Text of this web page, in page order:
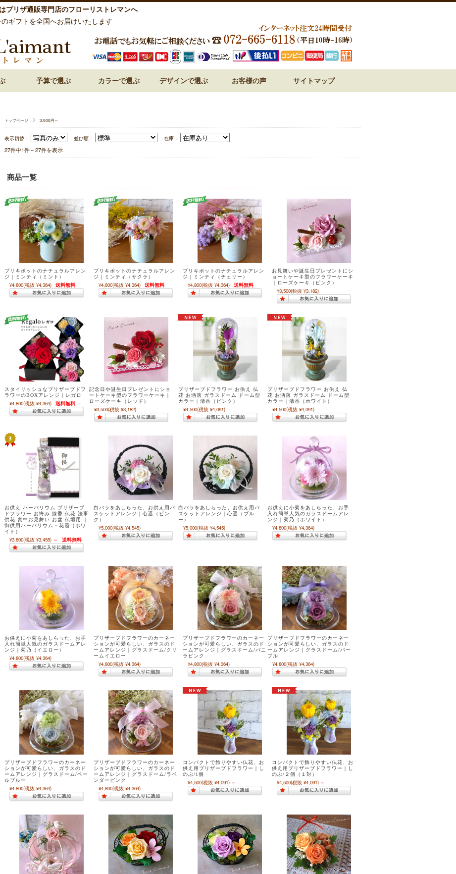
プリザ通販専門店のフローリストレマンへ
ギフトを全国へお届けいたします
予算で選ぶ カラーで選ぶ デザインで選ぶ お客様の声 サイトマップ
トップページ 3,000円～
表示切替： 並び順： 在庫：
27件中1件～27件を表示
商品一覧
ブリキポットのナチュラルアレン
ジ｜ミンティ（ミント）
¥4,800(税抜 ¥4,364) 送料無料
ブリキポットのナチュラルアレン
ジ｜ミンティ（サクラ）
¥4,800(税抜 ¥4,364) 送料無料
ブリキポットのナチュラルアレン
ジ｜ミンティ（チェリー）
¥4,800(税抜 ¥4,364) 送料無料
お見舞いや誕生日プレゼントにシ
ョートケーキ型のフラワーケーキ
｜ローズケーキ（ピンク）
¥3,500(税抜 ¥3,182)
スタイリッシュなプリザーブドフ
ラワーのBOXアレンジ｜レガロ
¥4,800(税抜 ¥4,364) 送料無料
記念日や誕生日プレゼントにショ
ートケーキ型のフラワーケーキ｜
ローズケーキ（レッド）
¥3,500(税抜 ¥3,182)
プリザーブドフラワー お供え 仏
花 お洒落 ガラスドーム ドーム型
カラー | 清香（ピンク）
¥4,500(税抜 ¥4,091)
プリザーブドフラワー お供え 仏
花 お洒落 ガラスドーム ドーム型
カラー | 清香（ホワイト）
¥4,500(税抜 ¥4,091)
お供え ハーバリウム プリザーブ
ドフラワー お悔み 線香 仏花 法事
供花 喪中お見舞い お盆 仏壇用 ｜
御供用ハーバリウム・花霞（ホワ
イト）
¥3,800(税抜 ¥3,455) ～ 送料無料
白バラをあしらった、お供え用バ
スケットアレンジ｜心遥（ピン
ク）
¥5,000(税抜 ¥4,545)
白バラをあしらった、お供え用バ
スケットアレンジ｜心遥（ブル
ー）
¥5,000(税抜 ¥4,545)
お供えに小菊をあしらった、お手
入れ簡単人気のガラスドームアレ
ンジ｜菊乃（ホワイト）
¥4,800(税抜 ¥4,364)
お供えに小菊をあしらった、お手
入れ簡単人気のガラスドームアレ
ンジ｜菊乃（イエロー）
¥4,800(税抜 ¥4,364)
プリザーブドフラワーのカーネー
ションが可愛らしい、ガラスのド
ームアレンジ｜グラスドーム/クリ
ームイエロー
¥4,800(税抜 ¥4,364)
プリザーブドフラワーのカーネー
ションが可愛らしい、ガラスのド
ームアレンジ｜グラスドーム/バニ
ラピンク
¥4,800(税抜 ¥4,364)
プリザーブドフラワーのカーネー
ションが可愛らしい、ガラスのド
ームアレンジ｜グラスドーム/パー
プル
¥4,800(税抜 ¥4,364)
プリザーブドフラワーのカーネー
ションが可愛らしい、ガラスのド
ームアレンジ｜グラスドーム/ペー
ルブルー
¥4,800(税抜 ¥4,364)
プリザーブドフラワーのカーネー
ションが可愛らしい、ガラスのド
ームアレンジ｜グラスドーム/ラベ
ンダーピンク
¥4,800(税抜 ¥4,364)
コンパクトで飾りやすい仏花、お
供え用プリザーブドフラワー｜し
のぶ/1個
¥4,500(税抜 ¥4,091) ～
コンパクトで飾りやすい仏花、お
供え用プリザーブドフラワー｜し
のぶ/２個（１対）
¥4,500(税抜 ¥4,091) ～